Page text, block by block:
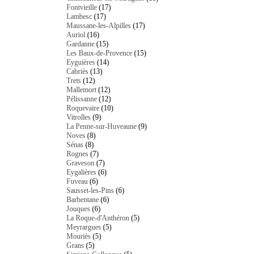
Fontvieille (17)
Lambesc (17)
Maussane-les-Alpilles (17)
Auriol (16)
Gardanne (15)
Les Baux-de-Provence (15)
Eyguières (14)
Cabriès (13)
Trets (12)
Mallemort (12)
Pélissanne (12)
Roquevaire (10)
Vitrolles (9)
La Penne-sur-Huveaune (9)
Noves (8)
Sénas (8)
Rognes (7)
Graveson (7)
Eygalières (6)
Fuveau (6)
Sausset-les-Pins (6)
Barbentane (6)
Jouques (6)
La Roque-d'Anthéron (5)
Meyrargues (5)
Mouriès (5)
Grans (5)